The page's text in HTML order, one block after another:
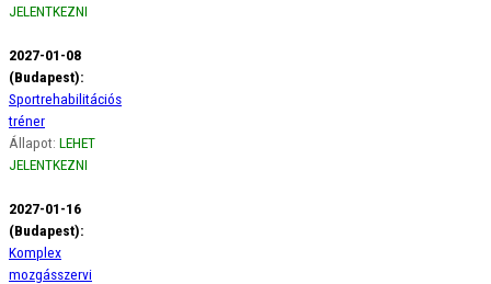
JELENTKEZNI
2027-01-08
(Budapest):
Sportrehabilitációs
tréner
Állapot: LEHET
JELENTKEZNI
2027-01-16
(Budapest):
Komplex
mozgásszervi